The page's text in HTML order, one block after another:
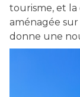
tourisme, et la
aménagée sur
donne une